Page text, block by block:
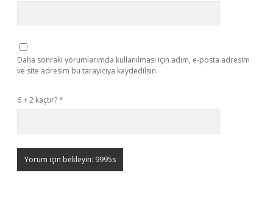
Daha sonraki yorumlarımda kullanılması için adım, e-posta adresim
ve site adresim bu tarayıcıya kaydedilsin.
6 + 2 kaçtır?*